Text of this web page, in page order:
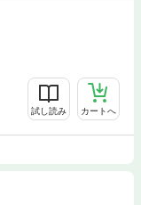
試し読み カートへ